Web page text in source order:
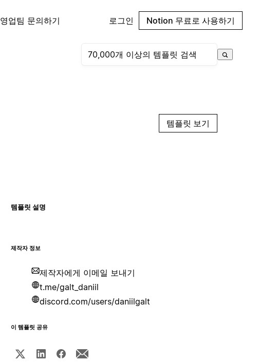
영업팀 문의하기 로그인 Notion 무료로 사용하기
템플릿 보기
템플릿 설명
제작자 정보
제작자에게 이메일 보내기
t.me/galt_daniil
discord.com/users/daniilgalt
이 템플릿 공유